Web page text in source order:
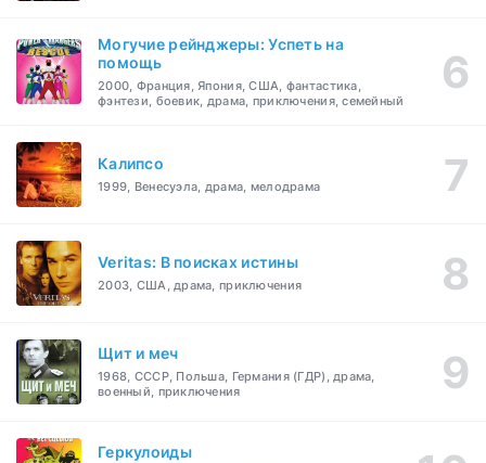
Могучие рейнджеры: Успеть на
помощь
2000, Франция, Япония, США, фантастика,
фэнтези, боевик, драма, приключения, семейный
Калипсо
1999, Венесуэла, драма, мелодрама
Veritas: В поисках истины
2003, США, драма, приключения
Щит и меч
1968, СССР, Польша, Германия (ГДР), драма,
военный, приключения
Геркулоиды